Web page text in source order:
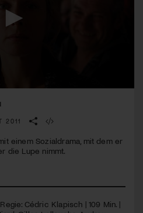
2011
einem Sozialdrama, mit dem er
die Lupe nimmt.
Cédric Klapisch | 109 Min. |
Kulturschaffende(r) oder
du kostenlosen Zugang zu